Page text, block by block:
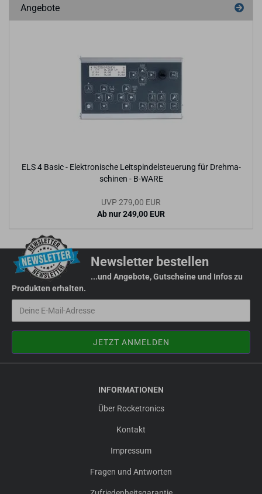
Angebote
ELS 4 Basic - Elek­tro­ni­sche Leit­spin­del­steue­rung für Dreh­ma­
schi­nen - B-​WARE
UVP 279,00 EUR
Ab nur 249,00 EUR
Newsletter bestellen
...und Angebote, Gutscheine und Infos zu
Produkten erhalten.
INFORMATIONEN
Über Rocketronics
Kontakt
Impressum
Fragen und Antworten